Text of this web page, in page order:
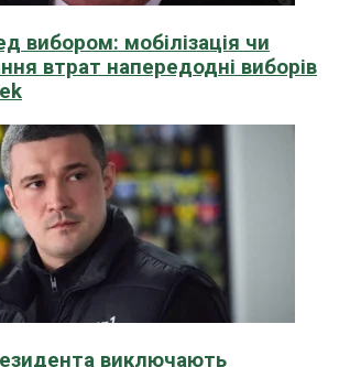
вибором: мобілізація чи
втрат напередодні виборів
виключають